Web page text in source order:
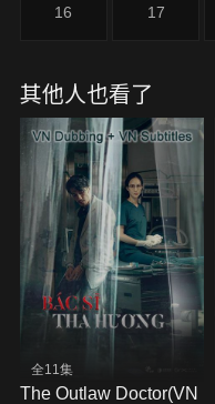
16 17
其他人也看了
全11集
The Outlaw Doctor(VN